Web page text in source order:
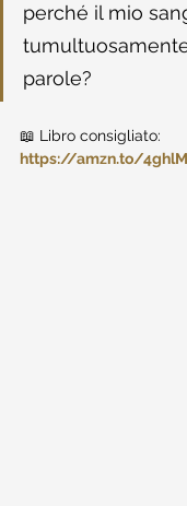
perché il mio
parole?
📖 Libro consigliato:
https://amzn.to/